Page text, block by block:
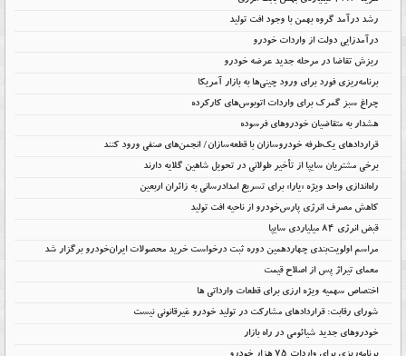
رشد درآمد گروه بهمن با وجود افت تولید
درآمدزایی دولت از واردات خودرو
ریزش تقاضا در مرحله جدید عرضه خودرو
برنامه‌ریزی فورد برای ورود چینی‌ها به بازار آمریکا
چراغ سبز گمرک برای واردات اتوبوس‌های کارکرده
هشدار به متقاضیان خودروهای فرسوده
قراردادهای یک‌طرفه خودروسازان با قطعه‌سازان/ انجمن‌های صنفی ورود کنند
برخی مشتریان سایپا از تأخیر طولانی در تحویل شاهین گلایه دارند
راه‌اندازی واحد ویژه «یارا» برای تسریع امدادرسانی به زائران اربعین
کاهش مصرف انرژی پارس‌خودرو از ناحیه افت تولید
قبض انرژی ۸۴ میلیاردی سایپا
مراسم اولویت‌بندی چهاردهمین دوره ثبت درخواست خرید محصولات ایران‌خودرو برگزار شد
معمای تیراژ پس از اصلاح قیمت
اختصاص سهمیه ویژه ارزی برای قطعات وارداتی ها
شورای رقابت: قراردادهای مشارکت در تولید خودرو غیرقانونی نیست
خودروهای جدید شیائومی در راه بازار